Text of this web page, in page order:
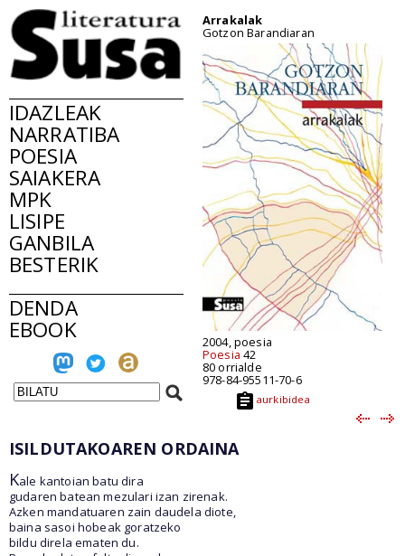
IDAZLEAK
NARRATIBA
POESIA
SAIAKERA
MPK
LISIPE
GANBILA
BESTERIK
DENDA
EBOOK
Arrakalak
Gotzon Barandiaran
2004, poesia
Poesia 42
80 orrialde
978-84-95511-70-6
aurkibidea
ISILDUTAKOAREN ORDAINA
Kale kantoian batu dira
gudaren batean mezulari izan zirenak.
Azken mandatuaren zain daudela diote,
baina sasoi hobeak goratzeko
bildu direla ematen du.